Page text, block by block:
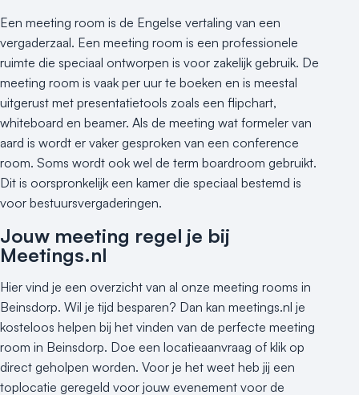
Duurzame locatie
Groene locatie
Heisessie
Hotel
Hybride events
Industriële locatie
Kasteel en landgoed
Kleine / intieme locatie
Locaties aan zee
Theater
Varende locatie
Een meeting room is de Engelse vertaling van een
vergaderzaal. Een meeting room is een professionele
ruimte die speciaal ontworpen is voor zakelijk gebruik. De
meeting room is vaak per uur te boeken en is meestal
uitgerust met presentatietools zoals een flipchart,
whiteboard en beamer. Als de meeting wat formeler van
aard is wordt er vaker gesproken van een conference
room. Soms wordt ook wel de term boardroom gebruikt.
Dit is oorspronkelijk een kamer die speciaal bestemd is
voor bestuursvergaderingen.
Jouw meeting regel je bij
Meetings.nl
Hier vind je een overzicht van al onze meeting rooms in
Beinsdorp. Wil je tijd besparen? Dan kan meetings.nl je
kosteloos helpen bij het vinden van de perfecte meeting
room in Beinsdorp. Doe een locatieaanvraag of klik op
direct geholpen worden. Voor je het weet heb jij een
toplocatie geregeld voor jouw evenement voor de